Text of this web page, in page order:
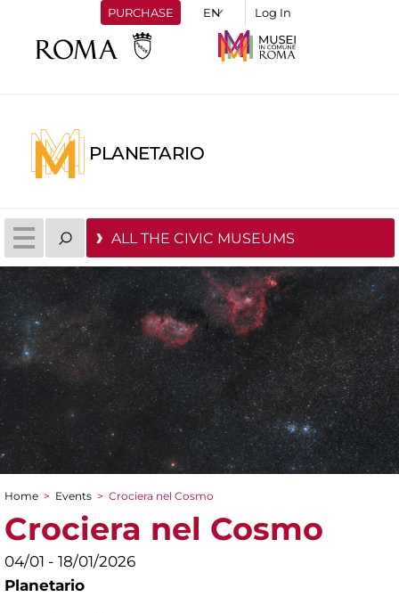
PURCHASE Log In
PLANETARIO
ALL THE CIVIC MUSEUMS
You are here
Home > Events > Crociera nel Cosmo
Crociera nel Cosmo
04/01 - 18/01/2026
Planetario